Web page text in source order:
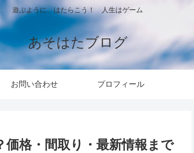
遊ぶように、はたらこう！ 人生はゲーム
あそはたブログ
お問い合わせ プロフィール
格・間取り・最新情報まで